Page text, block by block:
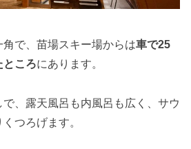
で、苗場スキー場からは車で25
ところにあります。
、露天風呂も内風呂も広く、サウ
つろげます。